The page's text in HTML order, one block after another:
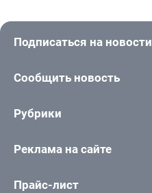
Подписаться на новости
Сообщить новость
Рубрики
Реклама на сайте
Прайс-лист